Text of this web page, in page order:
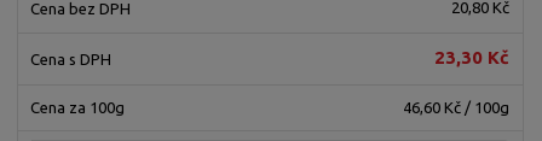
20,80 Kč
23,30 Kč
46,60 Kč / 100g